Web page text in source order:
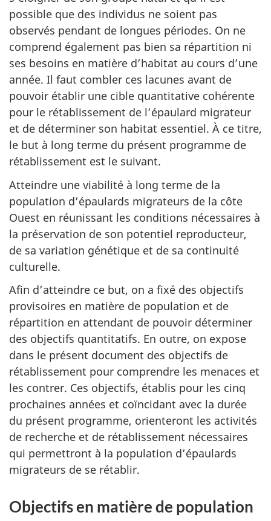
possible que des individus ne soient pas
observés pendant de longues périodes. On ne
comprend également pas bien sa répartition ni
ses besoins en matière d’habitat au cours d’une
année. Il faut combler ces lacunes avant de
pouvoir établir une cible quantitative cohérente
pour le rétablissement de l’épaulard migrateur
et de déterminer son habitat essentiel. À ce titre,
le but à long terme du présent programme de
rétablissement est le suivant.
Atteindre une viabilité à long terme de la
population d’épaulards migrateurs de la côte
Ouest en réunissant les conditions nécessaires à
la préservation de son potentiel reproducteur,
de sa variation génétique et de sa continuité
culturelle.
Afin d’atteindre ce but, on a fixé des objectifs
provisoires en matière de population et de
répartition en attendant de pouvoir déterminer
des objectifs quantitatifs. En outre, on expose
dans le présent document des objectifs de
rétablissement pour comprendre les menaces et
les contrer. Ces objectifs, établis pour les cinq
prochaines années et coïncidant avec la durée
du présent programme, orienteront les activités
de recherche et de rétablissement nécessaires
qui permettront à la population d’épaulards
migrateurs de se rétablir.
Objectifs en matière de population